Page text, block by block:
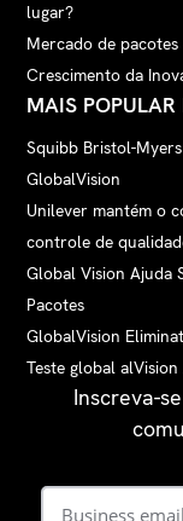
lugar?
Mercado de pacotes
Crescimento da
MAIS
Squibb Bristol-
GlobalVision
Unilever mantém o
controle de
Global Vision Ajuda
Pacotes
GlobalVision
Teste global
Inscreva-